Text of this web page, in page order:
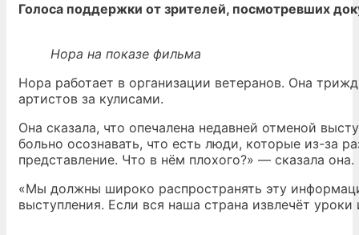
Голоса поддержки от зрителей, посмотревших
Нора на показе фильма
Нора работает в организации ветеранов. Она
артистов за кулисами.
Она сказала, что опечалена недавней отменой
больно осознавать, что есть люди, которые из-за
представление. Что в нём плохого?» — сказала она.
«Мы должны широко распространять эту
выступления. Если вся наша страна извлечёт